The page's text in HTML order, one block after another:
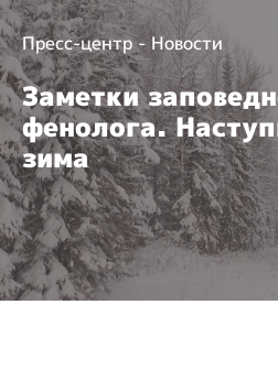
Пресс-центр- Новости
Заметки
фенолога.
зима